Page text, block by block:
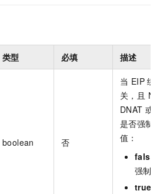
类型 必填 描述
boolean 否
当 EIP 绑
关，且
DNAT 或
是否强制
值：
false
强制
true